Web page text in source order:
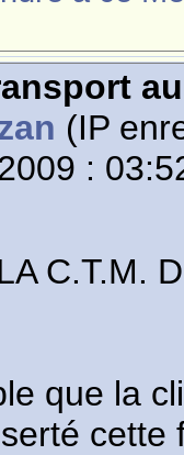
(IP
:
C.T.M.
que la
cette